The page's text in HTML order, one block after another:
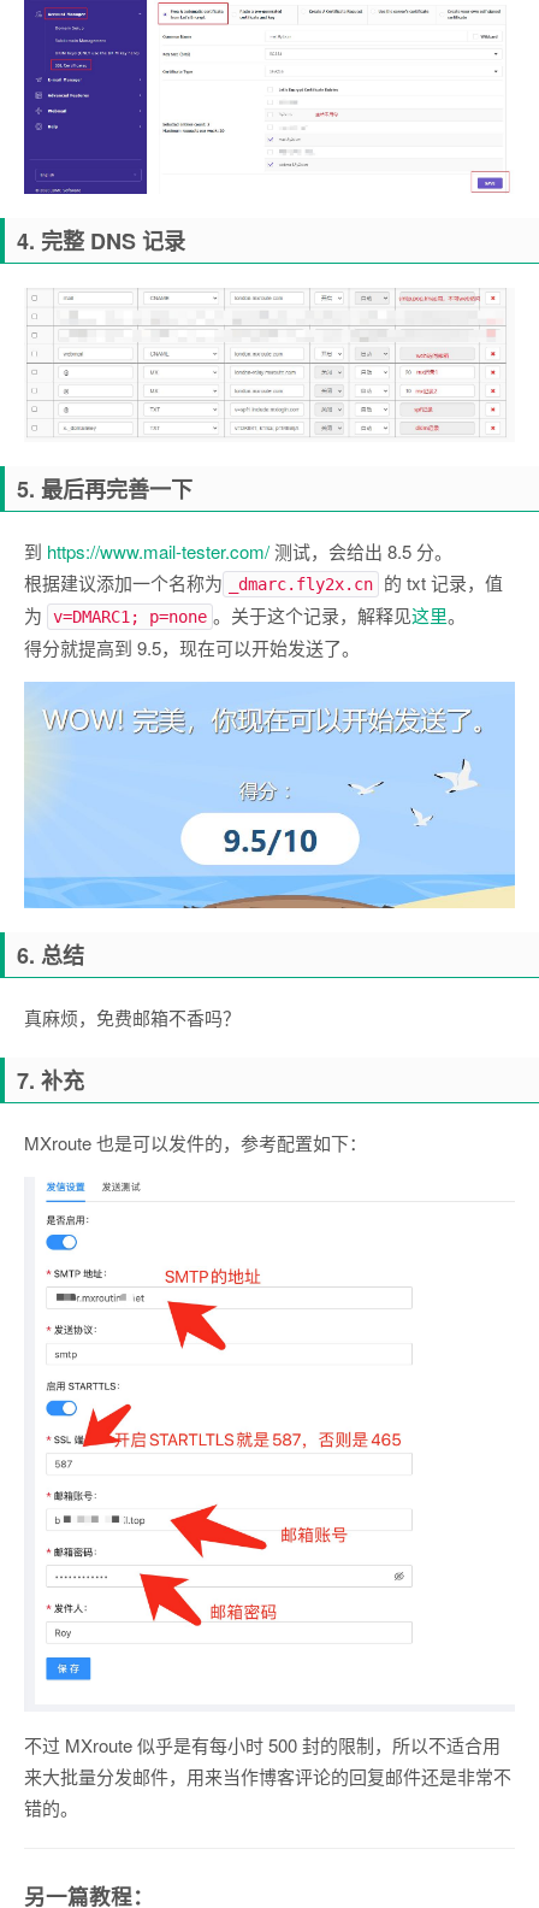
4. 完整 DNS 记录
5. 最后再完善一下
到 https://www.mail-tester.com/测试，会给出 8.5 分。
根据建议添加一个名称为
_dmarc.fly2x.cn
的 txt 记录，值
为
v=DMARC1; p=none 。关于这个记录，解释见这里。
得分就提高到 9.5，现在可以开始发送了。
6. 总结
真麻烦，免费邮箱不香吗？
7. 补充
MXroute 也是可以发件的，参考配置如下：
不过 MXroute 似乎是有每小时 500 封的限制，所以不适合用
来大批量分发邮件，用来当作博客评论的回复邮件还是非常不
错的。
另一篇教程：